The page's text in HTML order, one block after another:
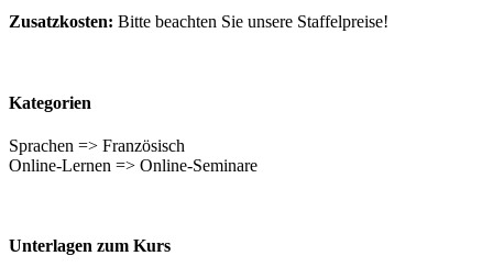
Zusatzkosten: Bitte beachten Sie unsere Staffelpreise!
Kategorien
Sprachen => Französisch
Online-Lernen => Online-Seminare
Unterlagen zum Kurs